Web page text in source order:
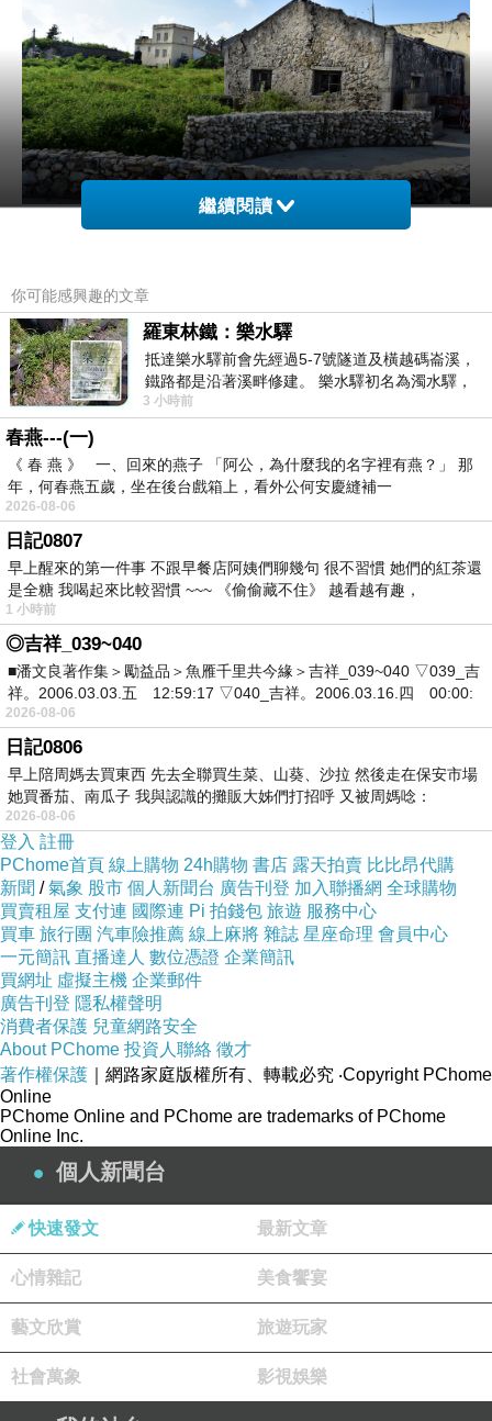
傳統建築
洋樓
窗飾
繼續閱讀
你可能感興趣的文章
羅東林鐵：樂水驛
抵達樂水驛前會先經過5-7號隧道及橫越碼崙溪，
鐵路都是沿著溪畔修建。 樂水驛初名為濁水驛，
但因與臺鐵集集線車站同名，於1953
3 小時前
春燕---(一)
《 春 燕 》 一、回來的燕子 「阿公，為什麼我的名字裡有燕？」 那
年，何春燕五歲，坐在後台戲箱上，看外公何安慶縫補一
2026-08-06
日記0807
早上醒來的第一件事 不跟早餐店阿姨們聊幾句 很不習慣 她們的紅茶還
是全糖 我喝起來比較習慣 ~~~ 《偷偷藏不住》 越看越有趣，
1 小時前
◎吉祥_039~040
■潘文良著作集＞勵益品＞魚雁千里共今緣＞吉祥_039~040 ▽039_吉
祥。2006.03.03.五 12:59:17 ▽040_吉祥。2006.03.16.四 00:00:
2026-08-06
日記0806
早上陪周媽去買東西 先去全聯買生菜、山葵、沙拉 然後走在保安市場
她買番茄、南瓜子 我與認識的攤販大姊們打招呼 又被周媽唸：
2026-08-06
登入 註冊
PChome首頁 線上購物 24h購物 書店 露天拍賣 比比昂代購
新聞 /氣象 股市 個人新聞台 廣告刊登 加入聯播網 全球購物
買賣租屋 支付連 國際連 Pi 拍錢包 旅遊 服務中心
買車 旅行團 汽車險推薦 線上麻將 雜誌 星座命理 會員中心
一元簡訊 直播達人 數位憑證 企業簡訊
買網址 虛擬主機 企業郵件
廣告刊登 隱私權聲明
消費者保護 兒童網路安全
About PChome 投資人聯絡 徵才
著作權保護 ｜網路家庭版權所有、轉載必究 ‧Copyright PChome
Online
PChome Online and PChome are trademarks of PChome
Online Inc.
個人新聞台
快速發文 最新文章
心情雜記 美食饗宴
藝文欣賞 旅遊玩家
社會萬象 影視娛樂